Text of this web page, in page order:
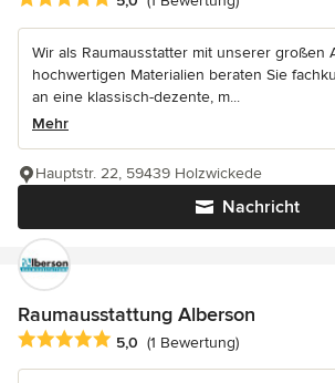
Wir als Raumausstatter mit unserer großen
hochwertigen Materialien beraten Sie
an eine klassisch-dezente, m...
Mehr
Nachricht
Hauptstr. 22, 59439 Holzwickede
Raumausstattung Alberson
Durchschnittliche Bewertung: 5 von 5
5,0 (1 Bewertung)